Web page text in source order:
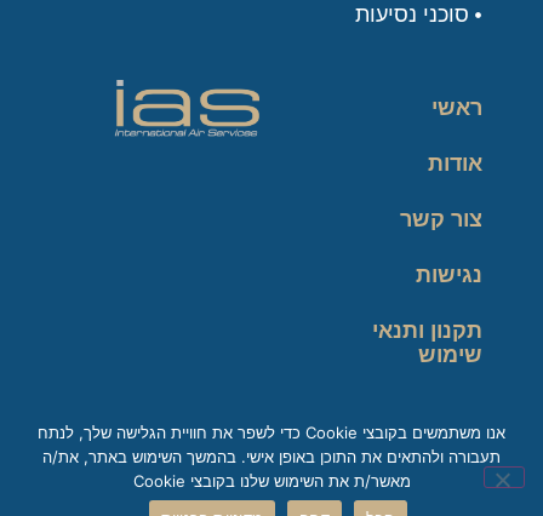
סוכני נסיעות
ראשי
אודות
צור קשר
נגישות
תקנון ותנאי
שימוש
זכות עיון במידע
אנו משתמשים בקובצי Cookie כדי לשפר את חוויית הגלישה שלך, לנתח
תעבורה ולהתאים את התוכן באופן אישי. בהמשך השימוש באתר, את/ה
מאשר/ת את השימוש שלנו בקובצי Cookie